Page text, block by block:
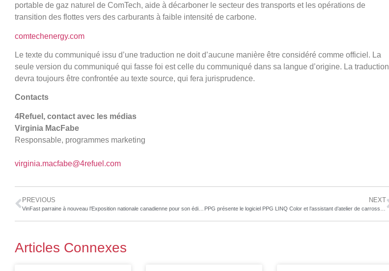
portable de gaz naturel de ComTech, aide à décarboner le secteur des transports et les opérations de
transition des flottes vers des carburants à faible intensité de carbone.
comtechenergy.com
Le texte du communiqué issu d’une traduction ne doit d’aucune manière être considéré comme officiel. La
seule version du communiqué qui fasse foi est celle du communiqué dans sa langue d’origine. La traduction
devra toujours être confrontée au texte source, qui fera jurisprudence.
Contacts
4Refuel, contact avec les médias
Virginia MacFabe
Responsable, programmes marketing
virginia.macfabe@4refuel.com
PREVIOUS NEXT
Articles Connexes